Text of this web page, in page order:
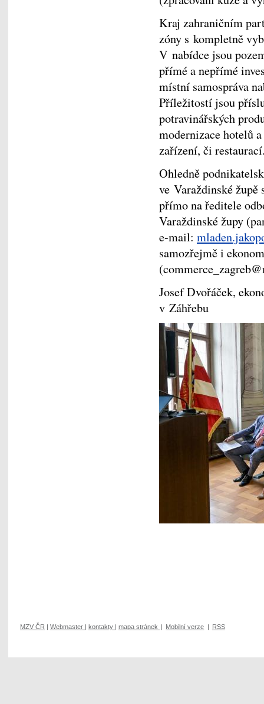
Kraj zahraničním
zóny s kompletně
V nabídce jsou
přímé a nepřímé
místní samospráva
Příležitostí jsou
potravinářských
modernizace hotelů
zařízení, či
Ohledně
ve Varaždinské
přímo na ředitele
Varaždinské župy
e-mail:
samozřejmě i
Josef Dvořáček,
v Záhřebu
MZV ČR | Webmaster | kontakty | mapa stránek | Mobilní verze | RSS